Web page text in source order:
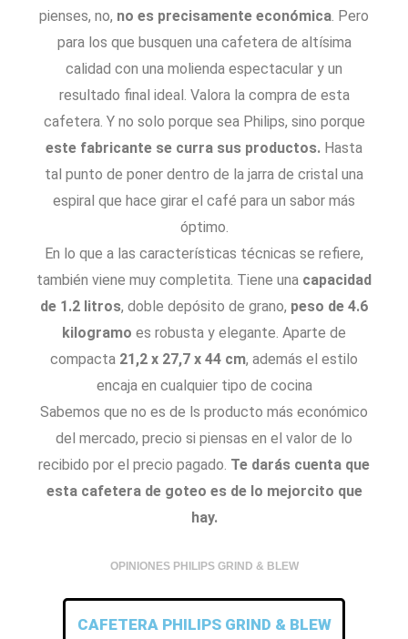
pienses, no, no es precisamente económica. Pero
para los que busquen una cafetera de altísima
calidad con una molienda espectacular y un
resultado final ideal. Valora la compra de esta
cafetera. Y no solo porque sea Philips, sino porque
este fabricante se curra sus productos. Hasta
tal punto de poner dentro de la jarra de cristal una
espiral que hace girar el café para un sabor más
óptimo.
En lo que a las características técnicas se refiere,
también viene muy completita. Tiene una capacidad
de 1.2 litros, doble depósito de grano, peso de 4.6
kilogramo es robusta y elegante. Aparte de
compacta 21,2 x 27,7 x 44 cm, además el estilo
encaja en cualquier tipo de cocina
Sabemos que no es de ls producto más económico
del mercado, precio si piensas en el valor de lo
recibido por el precio pagado. Te darás cuenta que
esta cafetera de goteo es de lo mejorcito que
hay.
OPINIONES PHILIPS GRIND & BLEW
CAFETERA PHILIPS GRIND & BLEW